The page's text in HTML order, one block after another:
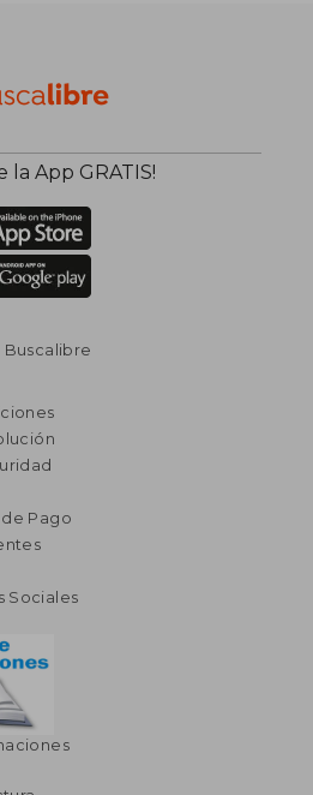
40.68
la App GRATIS!
Buscalibre
de Pago
Sociales